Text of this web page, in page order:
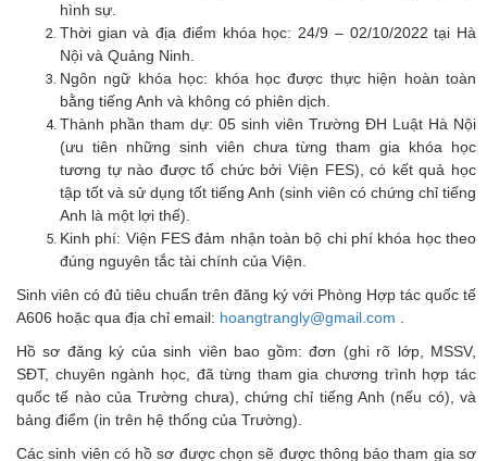
hình sự.
Thời gian và địa điểm khóa học: 24/9 – 02/10/2022 tại Hà
Nội và Quảng Ninh.
Ngôn ngữ khóa học: khóa học được thực hiện hoàn toàn
bằng tiếng Anh và không có phiên dịch.
Thành phần tham dự: 05 sinh viên Trường ĐH Luật Hà Nội
(ưu tiên những sinh viên chưa từng tham gia khóa học
tương tự nào được tổ chức bởi Viện FES), có kết quả học
tập tốt và sử dụng tốt tiếng Anh (sinh viên có chứng chỉ tiếng
Anh là một lợi thế).
Kinh phí: Viện FES đảm nhận toàn bộ chi phí khóa học theo
đúng nguyên tắc tài chính của Viện.
Sinh viên có đủ tiêu chuẩn trên đăng ký với Phòng Hợp tác quốc tế
A606 hoặc qua địa chỉ email: hoangtrangly@gmail.com
Hồ sơ đăng ký của sinh viên bao gồm: đơn (ghi rõ lớp, MSSV,
SĐT, chuyên ngành học, đã từng tham gia chương trình hợp tác
quốc tế nào của Trường chưa), chứng chỉ tiếng Anh (nếu có), và
bảng điểm (in trên hệ thống của Trường).
Các sinh viên có hồ sơ được chọn sẽ được thông báo tham gia sơ